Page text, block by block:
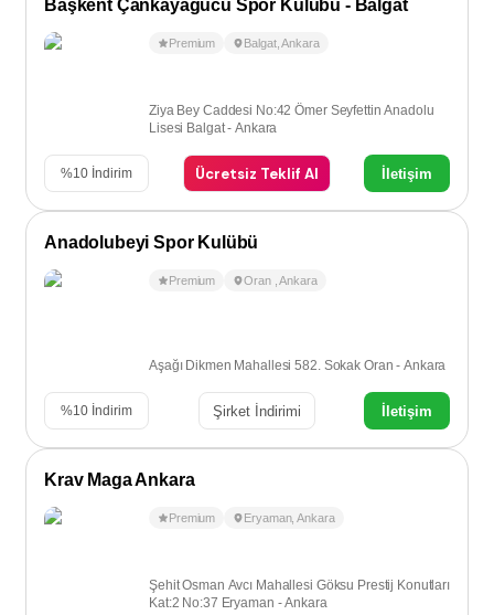
Başkent Çankayagücü Spor Kulübü - Balgat
Premium Balgat,Ankara
Ziya Bey Caddesi No:42 Ömer Seyfettin Anadolu
Lisesi Balgat - Ankara
%10 İndirim Ücretsiz Teklif Al İletişim
Anadolubeyi Spor Kulübü
Premium Oran ,Ankara
Aşağı Dikmen Mahallesi 582. Sokak Oran - Ankara
%10 İndirim Şirket İndirimi İletişim
Krav Maga Ankara
Premium Eryaman,Ankara
Şehit Osman Avcı Mahallesi Göksu Prestij Konutları
Kat:2 No:37 Eryaman - Ankara